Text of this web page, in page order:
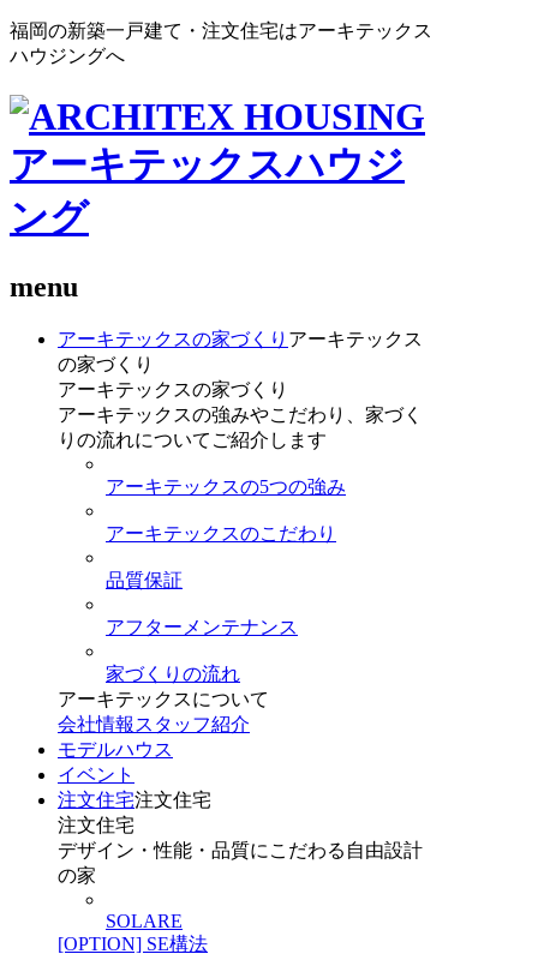
福岡の新築一戸建て・注文住宅はアーキテックス
ハウジングへ
menu
アーキテックスの家づくり アーキテックス
の家づくり
アーキテックスの家づくり
アーキテックスの強みやこだわり、家づく
りの流れについてご紹介します
アーキテックスの5つの強み
アーキテックスのこだわり
品質保証
アフターメンテナンス
家づくりの流れ
アーキテックスについて
会社情報 スタッフ紹介
モデルハウス
イベント
注文住宅注文住宅
注文住宅
デザイン・性能・品質にこだわる自由設計
の家
SOLARE
[OPTION] SE構法